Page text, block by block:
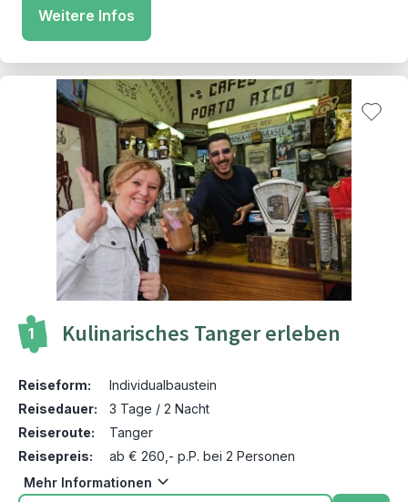
Weitere Infos
1 Kulinarisches Tanger erleben
Reiseform:
Individualbaustein
Reisedauer:
3 Tage / 2 Nacht
Reiseroute:
Tanger
Reisepreis:
ab € 260,- p.P. bei 2 Personen
Mehr Informationen